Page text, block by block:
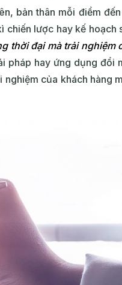
bản thân mỗi điểm
chiến lược hay kế hoạch
thời đại mà trải nghiệm
pháp hay ứng dụng đổi
nghiệm của khách hàng